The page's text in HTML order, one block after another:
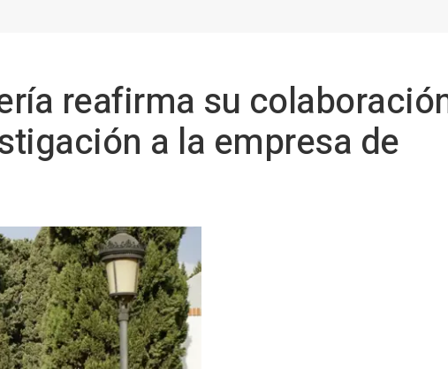
reafirma su
a la empresa de